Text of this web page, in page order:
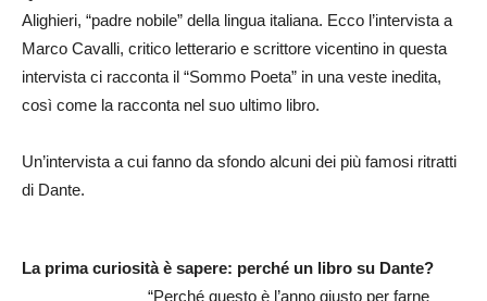
Alighieri, “padre nobile” della lingua italiana. Ecco l’intervista a
Marco Cavalli, critico letterario e scrittore vicentino in questa
intervista ci racconta il “Sommo Poeta” in una veste inedita,
così come la racconta nel suo ultimo libro.
Un’intervista a cui fanno da sfondo alcuni dei più famosi ritratti
di Dante.
La prima curiosità è sapere: perché un libro su Dante?
“Perché questo è l’anno giusto per farne